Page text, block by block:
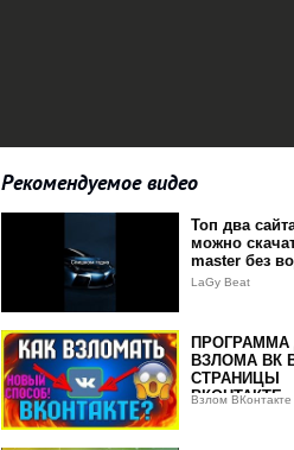
Рекомендуемое видео
Топ два
можно
master без
занака по
LaGy Beat
ПРОГРАММА
ВЗЛОМА ВК
СТРАНИЦЫ
ВКОНТАКТЕ
Взлом ВКонтакте